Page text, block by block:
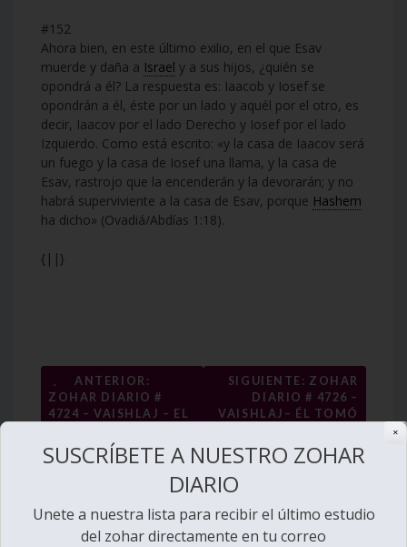
#152
Ahora bien, en este último exilio, en el que Esav
muerde y daña a Israel y a sus hijos, ¿quién se
opondrá a él? La respuesta es: Iaacob y Iosef se
opondrán a él, éste por un lado y aquél por el otro, es
decir, Iaacov por el lado Derecho y Iosef por el lado
Izquierdo. Como está escrito: «y la casa de Iaacov será
un fuego y la casa de Iosef una llama, y la casa de
Esav, rastrojo que la encenderán y la devorarán; y no
habrá superviviente a la casa de Esav, porque Hashem
ha dicho» (Ovadiá/Abdías 1:18).
{||}
Navegación
de
entradas
←
ANTERIOR:
ZOHAR DIARIO #
4724 – VAISHLAJ – EL
SECRETO
SIGUIENTE: ZOHAR
DIARIO # 4726 –
VAISHLAJ– ÉL TOMÓ
REY→
✕
SUSCRÍBETE A NUESTRO ZOHAR
DIARIO
Unete a nuestra lista para recibir el último estudio
del zohar directamente en tu correo